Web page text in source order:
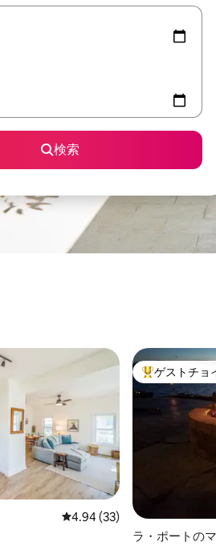
検索
レビュー33件、5つ星中
4.94 (33)
大好評のゲス
ゲストチョ
ラ・ポートの